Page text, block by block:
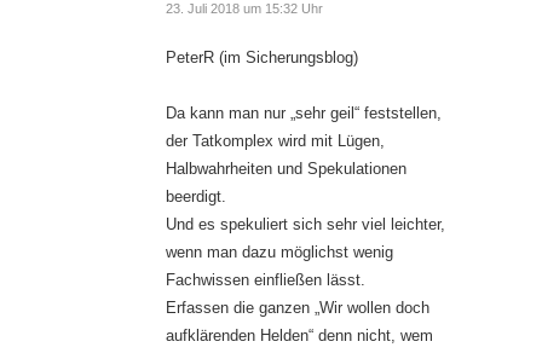
23. Juli 2018 um 15:32 Uhr
PeterR (im Sicherungsblog)
Da kann man nur „sehr geil“ feststellen,
der Tatkomplex wird mit Lügen,
Halbwahrheiten und Spekulationen
beerdigt.
Und es spekuliert sich sehr viel leichter,
wenn man dazu möglichst wenig
Fachwissen einfließen lässt.
Erfassen die ganzen „Wir wollen doch
aufklärenden Helden“ denn nicht, wem